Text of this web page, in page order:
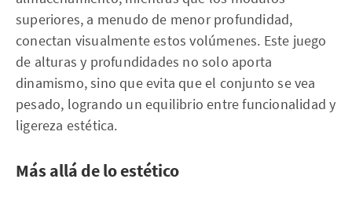
superiores, a menudo de menor profundidad,
conectan visualmente estos volúmenes. Este juego
de alturas y profundidades no solo aporta
dinamismo, sino que evita que el conjunto se vea
pesado, logrando un equilibrio entre funcionalidad y
ligereza estética.
Más allá de lo estético